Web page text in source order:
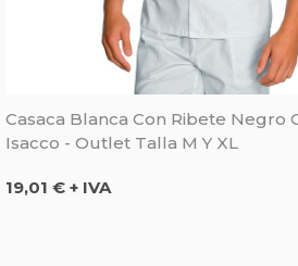
Casaca Blanca Con Ribete Negro
Isacco - Outlet Talla M Y XL
Precio
19,01 € + IVA